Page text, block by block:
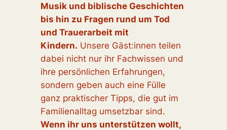
Musik und biblische Geschichten
bis hin zu Fragen rund um Tod
und Trauerarbeit mit
Kindern. Unsere Gäst:innen teilen
dabei nicht nur ihr Fachwissen und
ihre persönlichen Erfahrungen,
sondern geben auch eine Fülle
ganz praktischer Tipps, die gut im
Familienalltag umsetzbar sind.
Wenn ihr uns unterstützen wollt,